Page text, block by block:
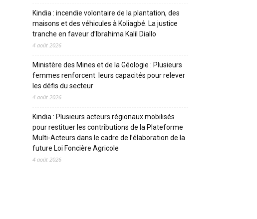
Kindia : incendie volontaire de la plantation, des
maisons et des véhicules à Koliagbé. La justice
tranche en faveur d’Ibrahima Kalil Diallo
4 août 2026
Ministère des Mines et de la Géologie : Plusieurs
femmes renforcent leurs capacités pour relever
les défis du secteur
4 août 2026
Kindia : Plusieurs acteurs régionaux mobilisés
pour restituer les contributions de la Plateforme
Multi-Acteurs dans le cadre de l’élaboration de la
future Loi Foncière Agricole
4 août 2026